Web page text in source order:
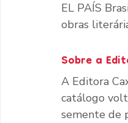
EL PAÍS
obras
Sobre a
A Editora
catálogo
semente de